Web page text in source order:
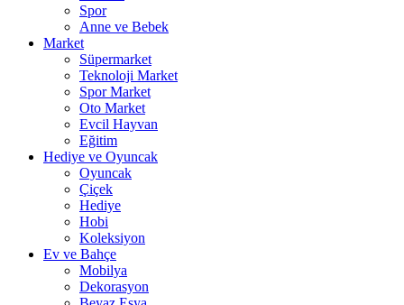
Spor
Anne ve Bebek
Market
Süpermarket
Teknoloji Market
Spor Market
Oto Market
Evcil Hayvan
Eğitim
Hediye ve Oyuncak
Oyuncak
Çiçek
Hediye
Hobi
Koleksiyon
Ev ve Bahçe
Mobilya
Dekorasyon